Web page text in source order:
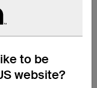
to be
website?